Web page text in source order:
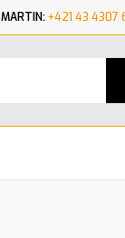
MARTIN:+421 43 4307